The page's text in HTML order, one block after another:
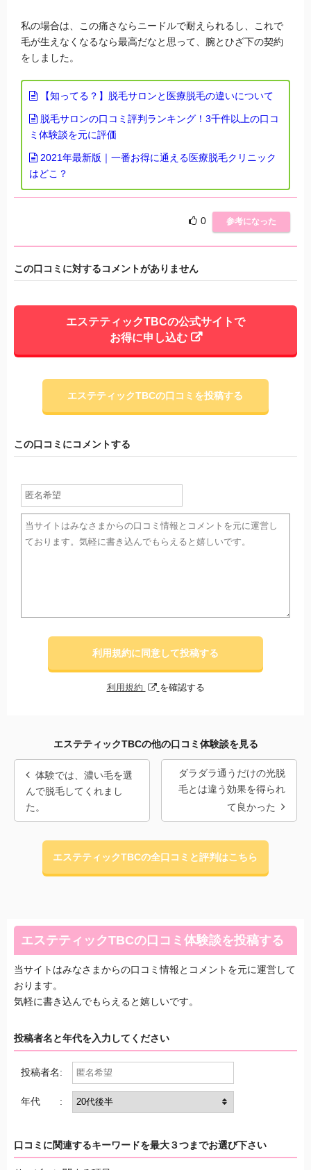
私の場合は、この痛さならニードルで耐えられるし、これで
毛が生えなくなるなら最高だなと思って、腕とひざ下の契約
をしました。
【知ってる？】脱毛サロンと医療脱毛の違いについて
脱毛サロンの口コミ評判ランキング！3千件以上の口コ
ミ体験談を元に評価
2021年最新版｜一番お得に通える医療脱毛クリニック
はどこ？
0 参考になった
この口コミに対するコメントがありません
エステティックTBCの公式サイトで
お得に申し込む
エステティックTBCの口コミを投稿する
この口コミにコメントする
利用規約に同意して投稿する
利用規約 を確認する
エステティックTBCの他の口コミ体験談を見る
体験では、濃い毛を選
んで脱毛してくれまし
た。
ダラダラ通うだけの光脱
毛とは違う効果を得られ
て良かった
エステティックTBCの全口コミと評判はこちら
エステティックTBCの口コミ体験談を投稿する
当サイトはみなさまからの口コミ情報とコメントを元に運営して
おります。
気軽に書き込んでもらえると嬉しいです。
投稿者名と年代を入力してください
投稿者名:
年代 :
口コミに関連するキーワードを最大３つまでお選び下さい